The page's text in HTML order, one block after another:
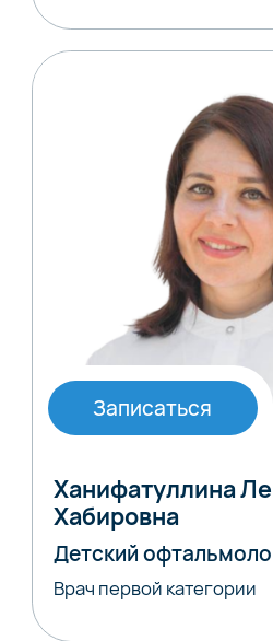
Записаться
Ханифатуллина
Хабировна
Детский
Врач первой категории